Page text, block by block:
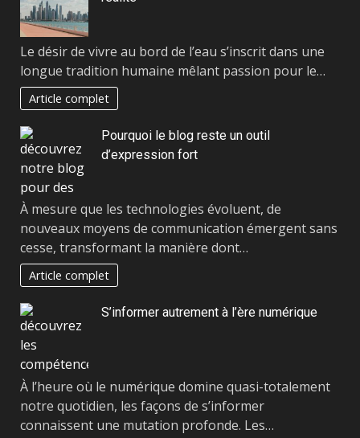
Le désir de vivre au bord de l’eau s’inscrit dans une
longue tradition humaine mêlant passion pour le…
Article complet
Pourquoi le blog reste un outil
d’expression fort
À mesure que les technologies évoluent, de
nouveaux moyens de communication émergent sans
cesse, transformant la manière dont…
Article complet
S’informer autrement à l’ère numérique
À l’heure où le numérique domine quasi-totalement
notre quotidien, les façons de s’informer
connaissent une mutation profonde. Les…